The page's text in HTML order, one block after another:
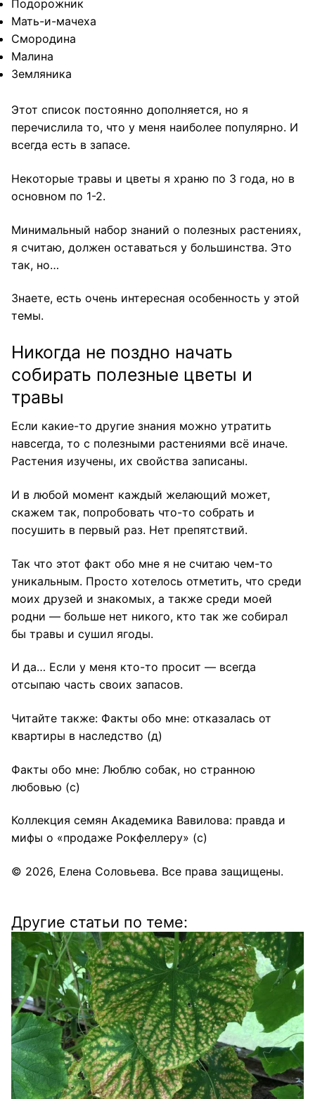
Подорожник
Мать-и-мачеха
Смородина
Малина
Земляника
Этот список постоянно дополняется, но я
перечислила то, что у меня наиболее популярно. И
всегда есть в запасе.
Некоторые травы и цветы я храню по 3 года, но в
основном по 1-2.
Минимальный набор знаний о полезных растениях,
я считаю, должен оставаться у большинства. Это
так, но…
Знаете, есть очень интересная особенность у этой
темы.
Никогда не поздно начать
собирать полезные цветы и
травы
Если какие-то другие знания можно утратить
навсегда, то с полезными растениями всё иначе.
Растения изучены, их свойства записаны.
И в любой момент каждый желающий может,
скажем так, попробовать что-то собрать и
посушить в первый раз. Нет препятствий.
Так что этот факт обо мне я не считаю чем-то
уникальным. Просто хотелось отметить, что среди
моих друзей и знакомых, а также среди моей
родни — больше нет никого, кто так же собирал
бы травы и сушил ягоды.
И да… Если у меня кто-то просит — всегда
отсыпаю часть своих запасов.
Читайте также: Факты обо мне: отказалась от
квартиры в наследство (д)
Факты обо мне: Люблю собак, но странною
любовью (с)
Коллекция семян Академика Вавилова: правда и
мифы о «продаже Рокфеллеру» (с)
© 2026, Елена Соловьева. Все права защищены.
Другие статьи по теме: